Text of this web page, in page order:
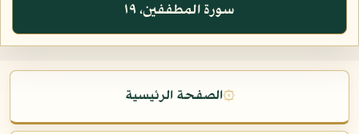
سورة المطففين، ١٩
۞الصفحة الرئيسية